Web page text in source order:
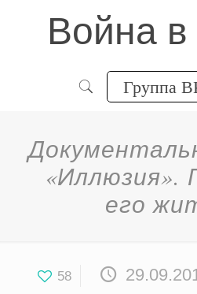
Война
Группа
«Иллюзия».
его
58